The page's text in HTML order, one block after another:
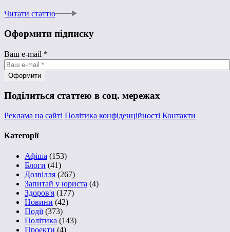
Читати статтю
Оформити підписку
Ваш e-mail *
Поділиться статтею в соц. мережах
Реклама на сайті Політика конфіденційності Контакти
Категорії
Афіша (153)
Блоги (41)
Дозвілля (267)
Запитай у юриста (4)
Здоров'я (177)
Новини (42)
Події(373)
Політика (143)
Проекти (4)